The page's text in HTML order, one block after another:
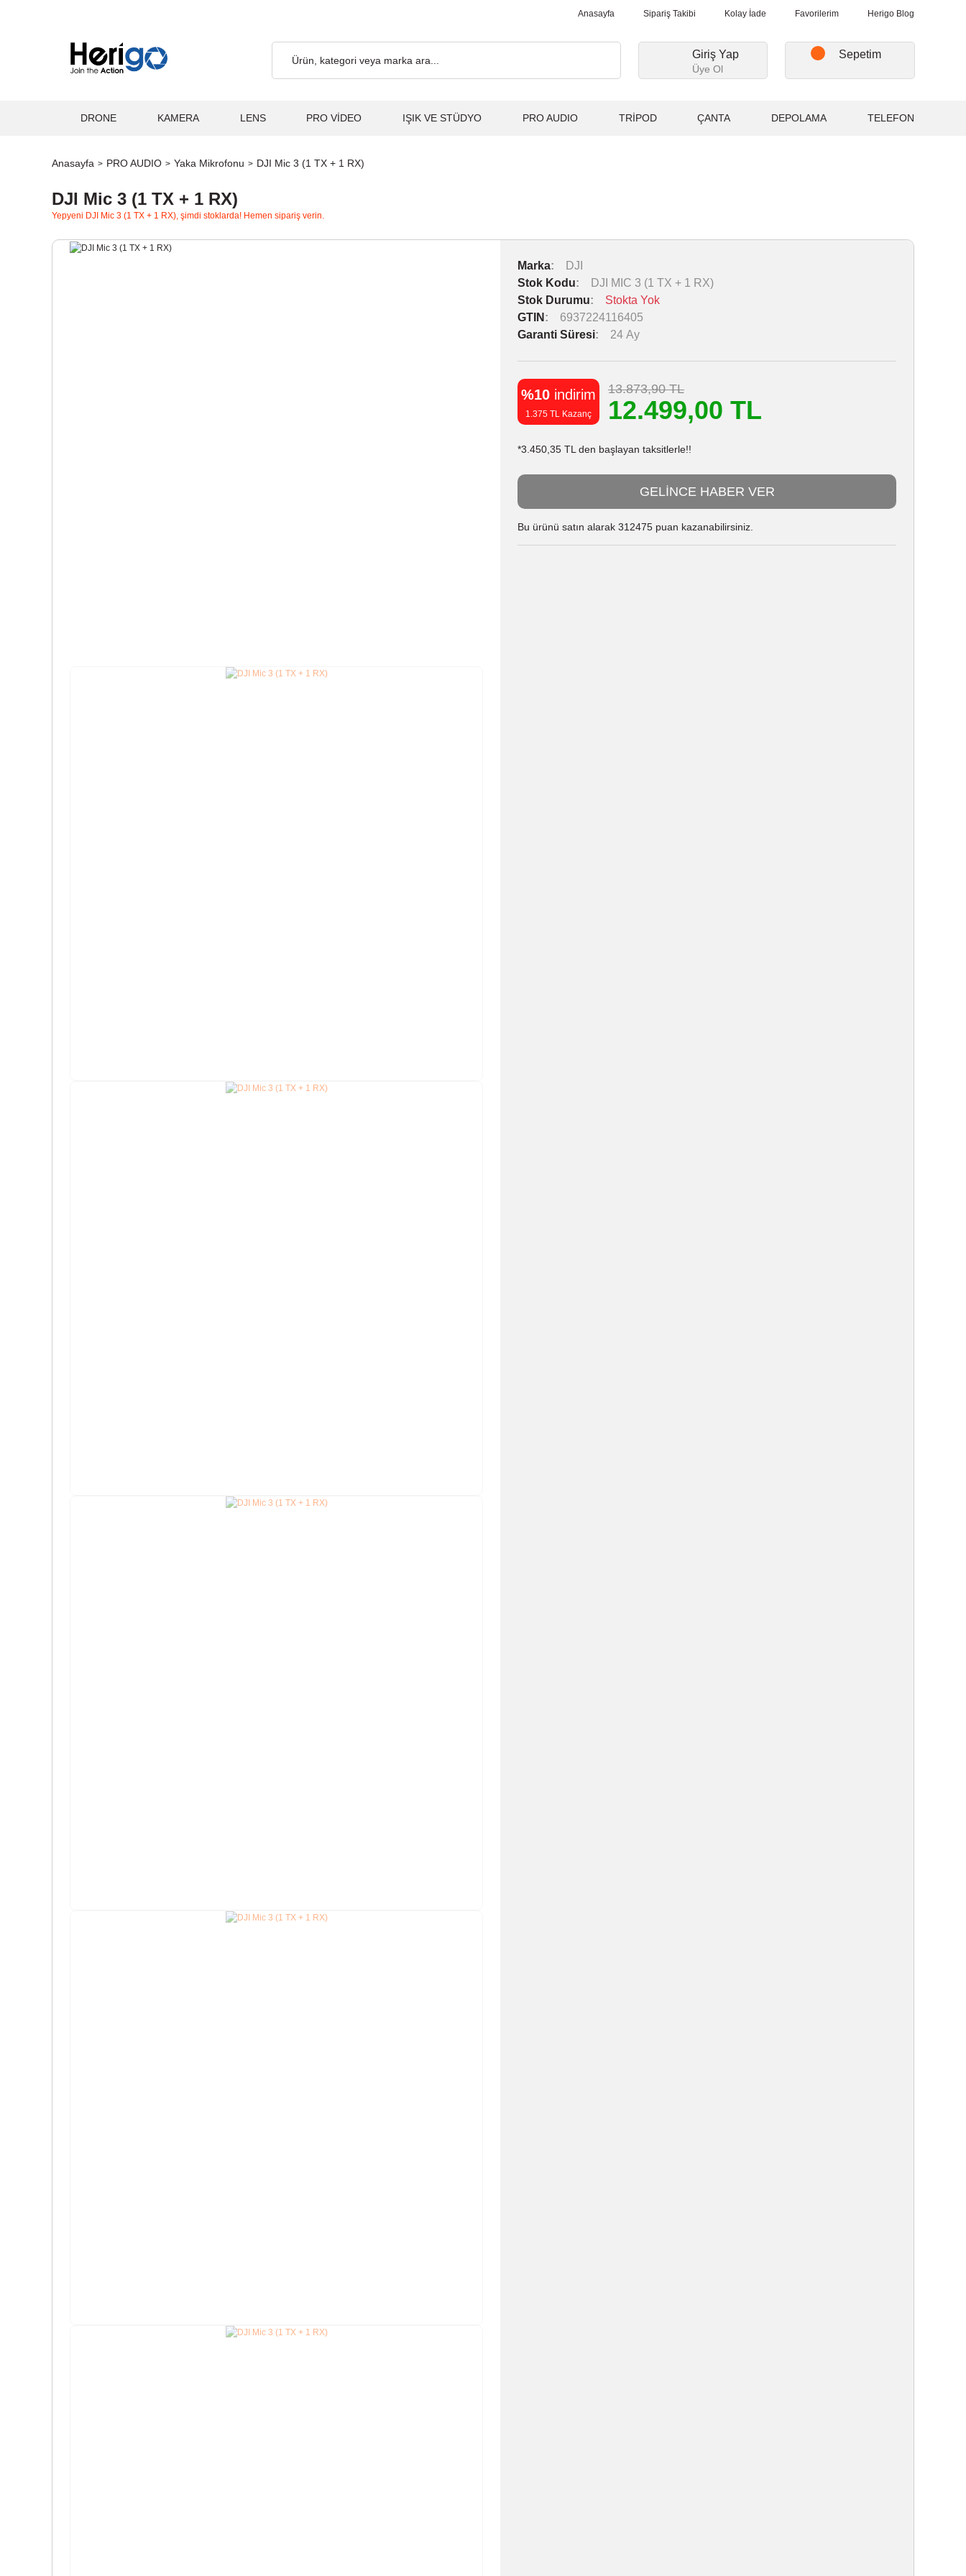
Anasayfa Sipariş Takibi Kolay İade Favorilerim Herigo Blog
Giriş Yap
Üye Ol
Sepetim
DRONE KAMERA LENS PRO VİDEO IŞIK VE STÜDYO PRO AUDIO TRİPOD ÇANTA DEPOLAMA TELEFON
Anasayfa PRO AUDIO Yaka Mikrofonu DJI Mic 3 (1 TX + 1 RX)
DJI Mic 3 (1 TX + 1 RX)
Yepyeni DJI Mic 3 (1 TX + 1 RX), şimdi stoklarda! Hemen sipariş verin.
Marka
DJI
Stok Kodu
DJI MIC 3 (1 TX + 1 RX)
Stok Durumu
Stokta Yok
GTIN
6937224116405
Garanti Süresi
24 Ay
%10 indirim
1.375 TL Kazanç
13.873,90 TL
12.499,00 TL
*3.450,35 TL den başlayan taksitlerle!!
GELİNCE HABER VER
Bu ürünü satın alarak 312475 puan kazanabilirsiniz.
Ücretsiz... 2.000₺ ve Üzeri Alışverişlerde, Kargo Ücretsiz... 2.000₺ ve Üzeri Alışverişlerde, Kargo Ücretsiz... 2.000₺ ve Üzeri Alışverişlerde, Kargo Ücretsiz...2.000₺ ve Üzeri